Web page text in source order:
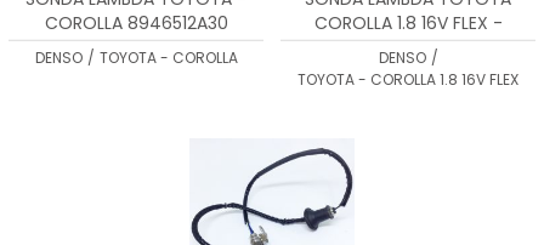
COROLLA 8946512A30
DENSO / TOYOTA - COROLLA
COROLLA 1.8 16V FLEX -
8946502360
DENSO /
TOYOTA - COROLLA 1.8 16V FLEX